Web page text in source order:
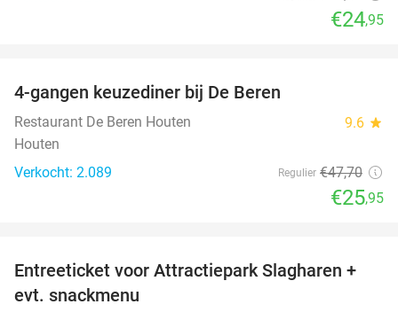
€24,95
4-gangen keuzediner bij De Beren
Restaurant De Beren Houten 9.6 star
Houten
Verkocht: 2.089
Regulier €47,70
€25,95
41%
Entreeticket voor Attractiepark Slagharen +
evt. snackmenu